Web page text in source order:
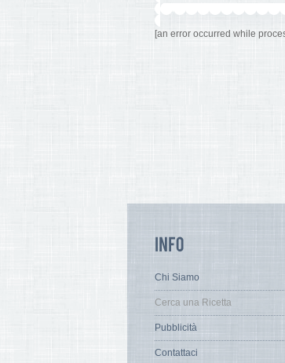
[an error occurred while
Chi Siamo
Cerca una Ricetta
Pubblicità
Contattaci